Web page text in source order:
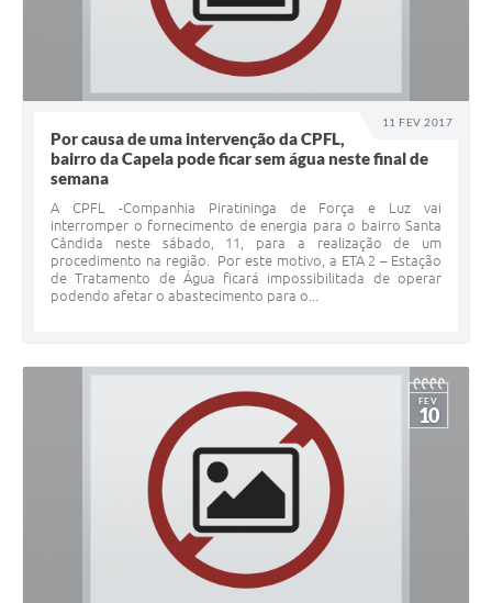
11 FEV 2017
Por causa de uma intervenção da CPFL,
bairro da Capela pode ficar sem água neste final de
semana
A CPFL -Companhia Piratininga de Força e Luz vai
interromper o fornecimento de energia para o bairro Santa
Cândida neste sábado, 11, para a realização de um
procedimento na região. Por este motivo, a ETA 2 – Estação
de Tratamento de Água ficará impossibilitada de operar
podendo afetar o abastecimento para o...
FEV
10